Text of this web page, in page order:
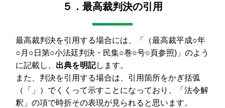
５．最高裁判決の引用
最高裁判決を引用する場合には、「（最高裁平成○年
○月○日第○小法廷判決・民集○巻○号○頁参照)」のよう
に記載し、 出典を明記します。
また、判決を引用する場合は、引用箇所をかぎ括弧
（「」）でくくって示すことになっており、「法令解
釈」の項で時折その表現が見られると思います。